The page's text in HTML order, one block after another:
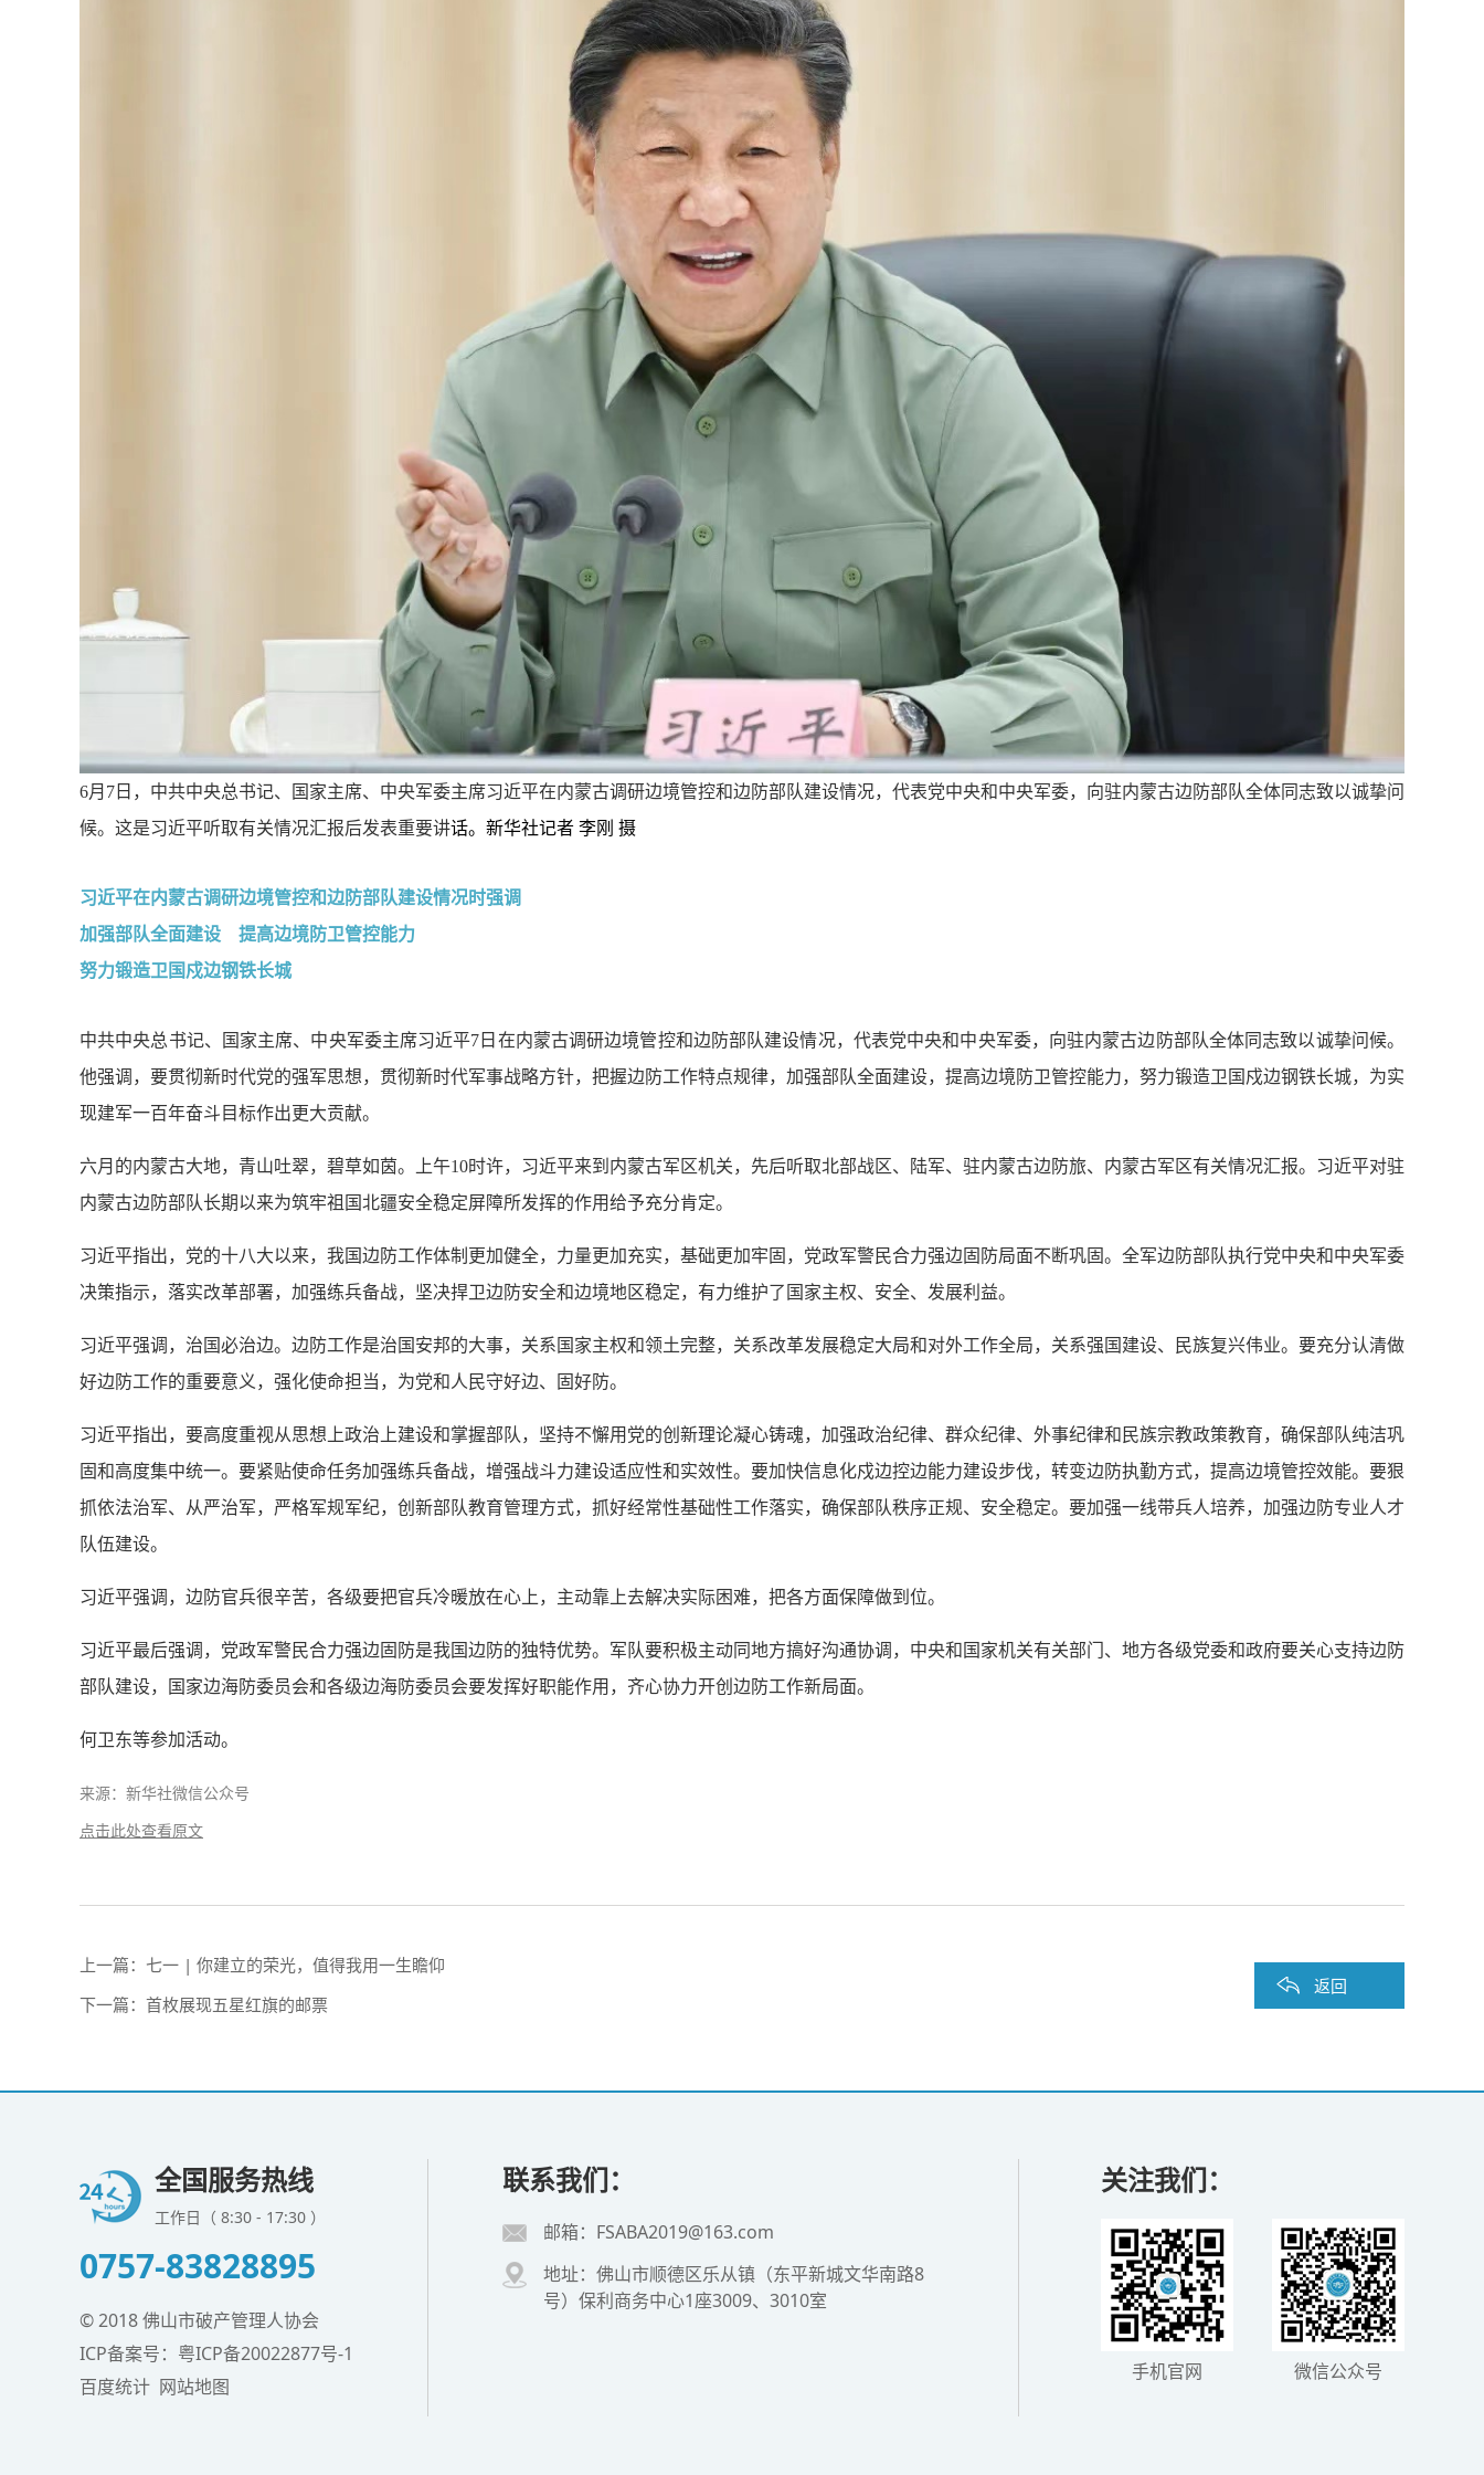
6月7日，中共中央总书记、国家主席、中央军委主席习近平在内蒙古调研边境管控和边防部队建设情况，代表党中央和中央军委，向驻内蒙古边防部队全体同志致以诚挚问
候。这是习近平听取有关情况汇报后发表重要讲话。新华社记者 李刚 摄
习近平在内蒙古调研边境管控和边防部队建设情况时强调
加强部队全面建设 提高边境防卫管控能力
努力锻造卫国戍边钢铁长城
中共中央总书记、国家主席、中央军委主席习近平7日在内蒙古调研边境管控和边防部队建设情况，代表党中央和中央军委，向驻内蒙古边防部队全体同志致以诚挚问候。
他强调，要贯彻新时代党的强军思想，贯彻新时代军事战略方针，把握边防工作特点规律，加强部队全面建设，提高边境防卫管控能力，努力锻造卫国戍边钢铁长城，为实
现建军一百年奋斗目标作出更大贡献。
六月的内蒙古大地，青山吐翠，碧草如茵。上午10时许，习近平来到内蒙古军区机关，先后听取北部战区、陆军、驻内蒙古边防旅、内蒙古军区有关情况汇报。习近平对驻
内蒙古边防部队长期以来为筑牢祖国北疆安全稳定屏障所发挥的作用给予充分肯定。
习近平指出，党的十八大以来，我国边防工作体制更加健全，力量更加充实，基础更加牢固，党政军警民合力强边固防局面不断巩固。全军边防部队执行党中央和中央军委
决策指示，落实改革部署，加强练兵备战，坚决捍卫边防安全和边境地区稳定，有力维护了国家主权、安全、发展利益。
习近平强调，治国必治边。边防工作是治国安邦的大事，关系国家主权和领土完整，关系改革发展稳定大局和对外工作全局，关系强国建设、民族复兴伟业。要充分认清做
好边防工作的重要意义，强化使命担当，为党和人民守好边、固好防。
习近平指出，要高度重视从思想上政治上建设和掌握部队，坚持不懈用党的创新理论凝心铸魂，加强政治纪律、群众纪律、外事纪律和民族宗教政策教育，确保部队纯洁巩
固和高度集中统一。要紧贴使命任务加强练兵备战，增强战斗力建设适应性和实效性。要加快信息化戍边控边能力建设步伐，转变边防执勤方式，提高边境管控效能。要狠
抓依法治军、从严治军，严格军规军纪，创新部队教育管理方式，抓好经常性基础性工作落实，确保部队秩序正规、安全稳定。要加强一线带兵人培养，加强边防专业人才
队伍建设。
习近平强调，边防官兵很辛苦，各级要把官兵冷暖放在心上，主动靠上去解决实际困难，把各方面保障做到位。
习近平最后强调，党政军警民合力强边固防是我国边防的独特优势。军队要积极主动同地方搞好沟通协调，中央和国家机关有关部门、地方各级党委和政府要关心支持边防
部队建设，国家边海防委员会和各级边海防委员会要发挥好职能作用，齐心协力开创边防工作新局面。
何卫东等参加活动。
来源：新华社微信公众号
点击此处查看原文
上一篇： 七一 | 你建立的荣光，值得我用一生瞻仰
下一篇： 首枚展现五星红旗的邮票
返回
全国服务热线
工作日（ 8:30 - 17:30 ）
0757-83828895
© 2018 佛山市破产管理人协会
ICP备案号： 粤ICP备20022877号-1
百度统计 网站地图
联系我们：
邮箱：FSABA2019@163.com
地址：佛山市顺德区乐从镇（东平新城文华南路8
号）保利商务中心1座3009、3010室
关注我们：
手机官网 微信公众号